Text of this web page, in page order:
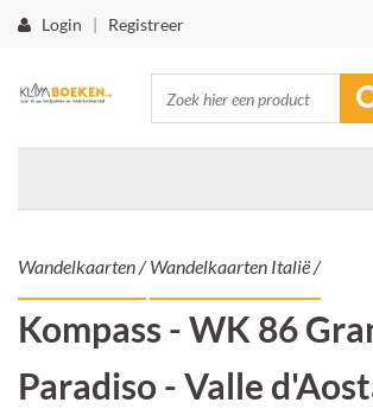
Login | Registreer
Wandelkaarten/ Wandelkaarten Italië/
Kompass - WK 86
Paradiso - Valle